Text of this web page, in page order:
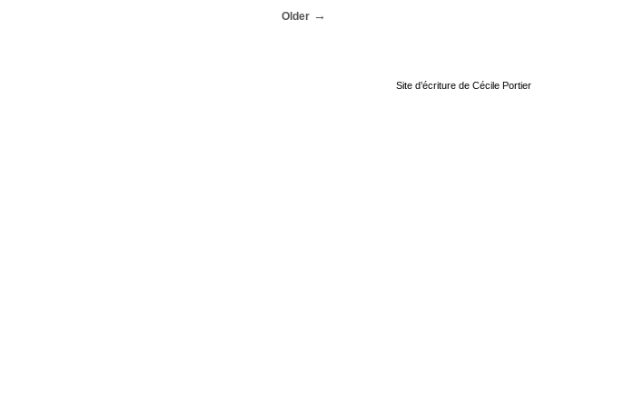
Older
Site d’écriture de Cécile Portier